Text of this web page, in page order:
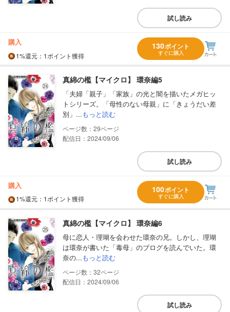
試し読み
購入
1%還元 ：1ポイント獲得
130ポイント
すぐに購入
真綿の檻【マイクロ】 環奈編5
「夫婦「親子」「家族」の光と闇を描いたメガヒッ
トシリーズ。「母性のない母親」に「きょうだい差
別」...もっと読む
29
配信日：2024/09/06
試し読み
購入
1%還元 ：1ポイント獲得
100ポイント
すぐに購入
真綿の檻【マイクロ】 環奈編6
母に恋人・理瑚を会わせた環奈の兄。しかし、理瑚
は環奈が書いた「毒母」のブログを読んでいた。環
奈の...もっと読む
32
配信日：2024/09/06
試し読み